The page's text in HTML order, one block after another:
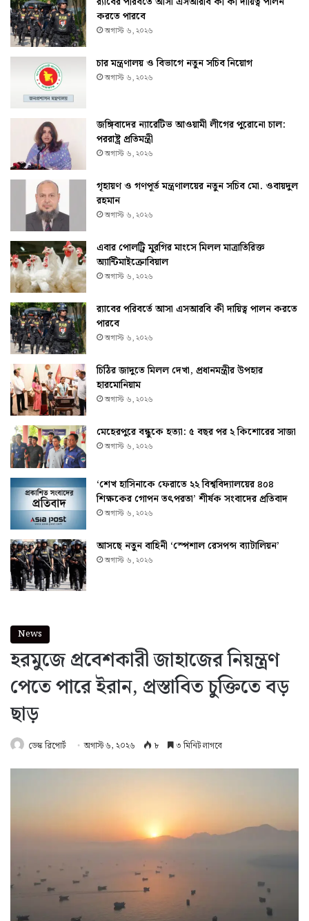
করতে পারবে
অগাস্ট ৬, ২০২৬
চার মন্ত্রণালয় ও বিভাগে নতুন সচিব নিয়োগ
অগাস্ট ৬, ২০২৬
জঙ্গিবাদের ন্যারেটিভ আওয়ামী লীগের পুরোনো চাল:
পররাষ্ট্র প্রতিমন্ত্রী
অগাস্ট ৬, ২০২৬
গৃহায়ণ ও গণপূর্ত মন্ত্রণালয়ের নতুন সচিব মো. ওবায়দুল
রহমান
অগাস্ট ৬, ২০২৬
এবার পোলট্রি মুরগির মাংসে মিলল মাত্রাতিরিক্ত
অ্যান্টিমাইক্রোবিয়াল
অগাস্ট ৬, ২০২৬
র‌্যাবের পরিবর্তে আসা এসআরবি কী দায়িত্ব পালন করতে
পারবে
অগাস্ট ৬, ২০২৬
চিঠির জাদুতে মিলল দেখা, প্রধানমন্ত্রীর উপহার
হারমোনিয়াম
অগাস্ট ৬, ২০২৬
মেহেরপুরে বন্ধুকে হত্যা: ৫ বছর পর ২ কিশোরের সাজা
অগাস্ট ৬, ২০২৬
‘শেখ হাসিনাকে ফেরাতে ২২ বিশ্ববিদ্যালয়ের ৪০৪
শিক্ষকের গোপন তৎপরতা’ শীর্ষক সংবাদের প্রতিবাদ
অগাস্ট ৬, ২০২৬
আসছে নতুন বাহিনী ‘স্পেশাল রেসপন্স ব্যাটালিয়ন’
অগাস্ট ৬, ২০২৬